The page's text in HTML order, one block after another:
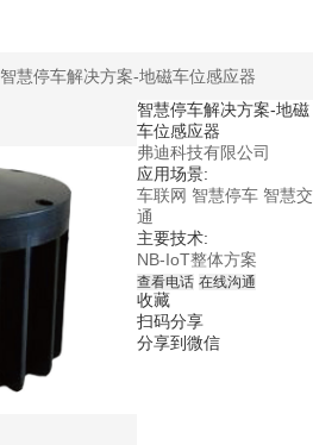
智慧停车解决方案-地磁车位感应器
智慧停车解决方案-地磁
车位感应器
弗迪科技有限公司
应用场景:
车联网 智慧停车 智慧交
通
主要技术:
NB-IoT整体方案
查看电话 在线沟通
收藏
扫码分享
分享到微信